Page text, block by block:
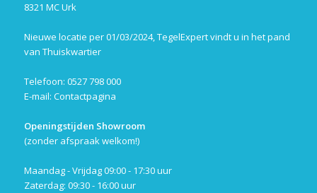
8321 MC Urk
Nieuwe locatie per 01/03/2024, TegelExpert vindt u in het pand
van Thuiskwartier
Telefoon: 0527 798 000
E-mail: Contactpagina
Openingstijden Showroom
(zonder afspraak welkom!)
Maandag - Vrijdag 09:00 - 17:30 uur
Zaterdag: 09:30 - 16:00 uur